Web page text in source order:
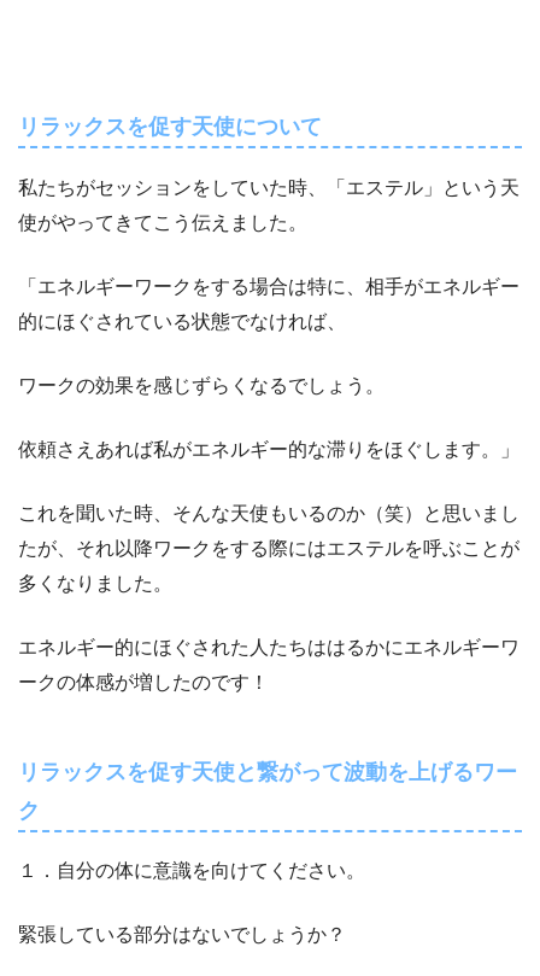
リラックスを促す天使について
私たちがセッションをしていた時、「エステル」という天
使がやってきてこう伝えました。
「エネルギーワークをする場合は特に、相手がエネルギー
的にほぐされている状態でなければ、
ワークの効果を感じずらくなるでしょう。
依頼さえあれば私がエネルギー的な滞りをほぐします。」
これを聞いた時、そんな天使もいるのか（笑）と思いまし
たが、それ以降ワークをする際にはエステルを呼ぶことが
多くなりました。
エネルギー的にほぐされた人たちははるかにエネルギーワ
ークの体感が増したのです！
リラックスを促す天使と繋がって波動を上げるワー
ク
１．自分の体に意識を向けてください。
緊張している部分はないでしょうか？